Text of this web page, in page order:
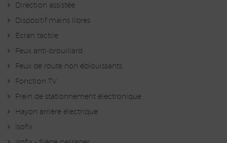
Direction assistée
Dispositif mains libres
Écran tactile
Feux anti-brouillard
Feux de route non éblouissants
Fonction TV
Frein de stationnement électronique
Hayon arrière électrique
Isofix